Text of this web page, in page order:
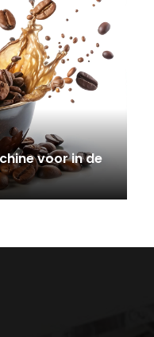
voor in de